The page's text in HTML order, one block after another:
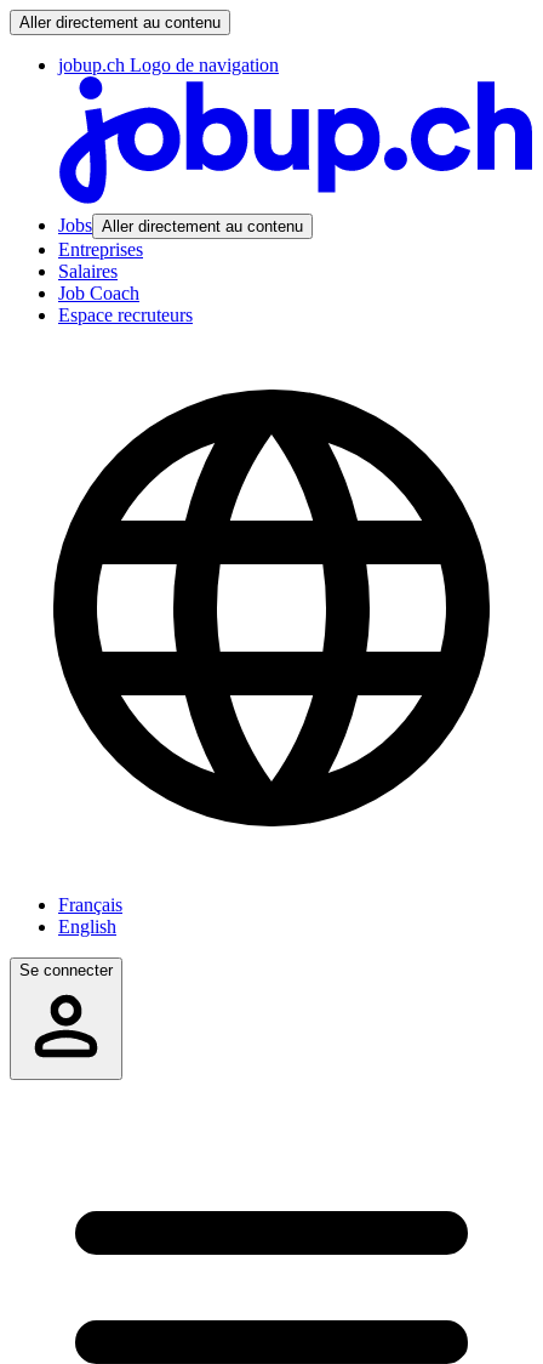
Aller directement au contenu
jobup.ch Logo de navigation
Jobs Aller directement au contenu
Entreprises
Salaires
Job Coach
Espace recruteurs
Français
English
Se connecter